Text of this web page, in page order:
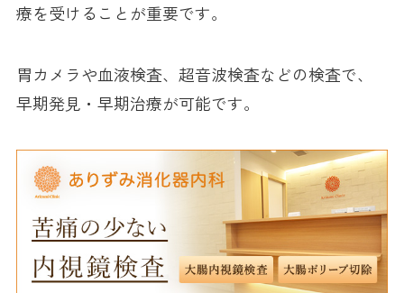
療を受けることが重要です。
胃カメラや血液検査、超音波検査などの検査で、
早期発見・早期治療が可能です。